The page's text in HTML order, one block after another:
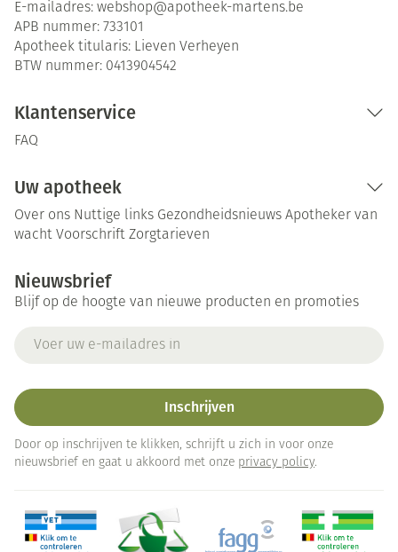
E-mailadres: webshop@apotheek-martens.be
APB nummer: 733101
Apotheek titularis: Lieven Verheyen
BTW nummer: 0413904542
Klantenservice
FAQ
Uw apotheek
Over ons Nuttige links Gezondheidsnieuws Apotheker van
wacht Voorschrift Zorgtarieven
Nieuwsbrief
Blijf op de hoogte van nieuwe producten en promoties
Inschrijven
Door op inschrijven te klikken, schrijft u zich in voor onze
nieuwsbrief en gaat u akkoord met onze privacy policy.